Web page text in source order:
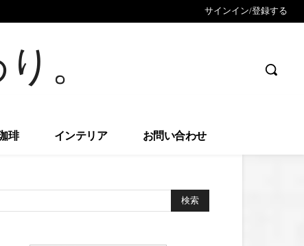
サインイン/登録する
。
琲 インテリア お問い合わせ